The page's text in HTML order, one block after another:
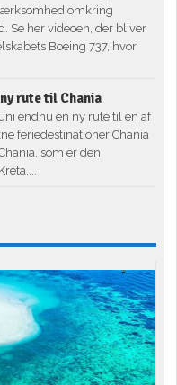
omkring
Se her videoen, der bliver
Boeing 737, hvor
rute til Chania
endnu en ny rute til en af
feriedestinationer Chania
som er den